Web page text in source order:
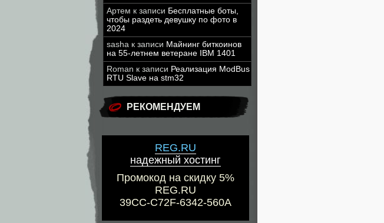
Артем к записи Бесплатные боты,
чтобы раздеть девушку по фото в
2024
sasha к записи Майнинг биткоинов
на 55-летнем ветеране IBM 1401
Roman к записи Реализация ModBus
RTU Slave на stm32
РЕКОМЕНДУЕМ
REG.RU
надежный хостинг
Промокод на скидку 5%
REG.RU
39CC-C72F-6342-560A